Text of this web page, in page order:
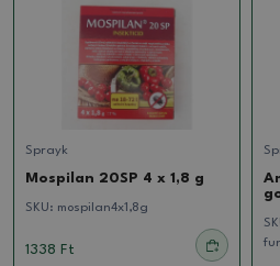
Sprayk
Mospilan 20SP 4 x 1,8 g
SKU: mospilan4x1,8g
1338 Ft